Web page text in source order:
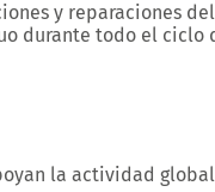
y reparaciones
durante todo el ciclo
la actividad global